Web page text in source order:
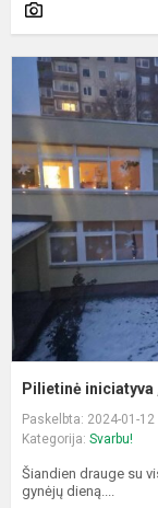
Pilietinė iniciatyva
Paskelbta: 2024-01-12
Kategorija: Svarbu!
Šiandien drauge su
gynėjų dieną....